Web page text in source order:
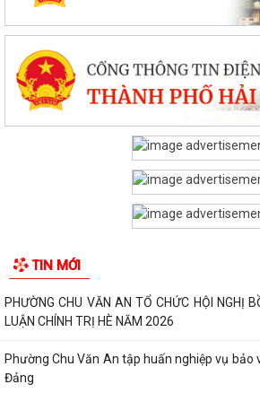
TIN MỚI
PHƯỜNG CHU VĂN AN TỔ CHỨC HỘI NGHỊ
LUẬN CHÍNH TRỊ HÈ NĂM 2026
Phường Chu Văn An tập huấn nghiệp vụ
Đảng